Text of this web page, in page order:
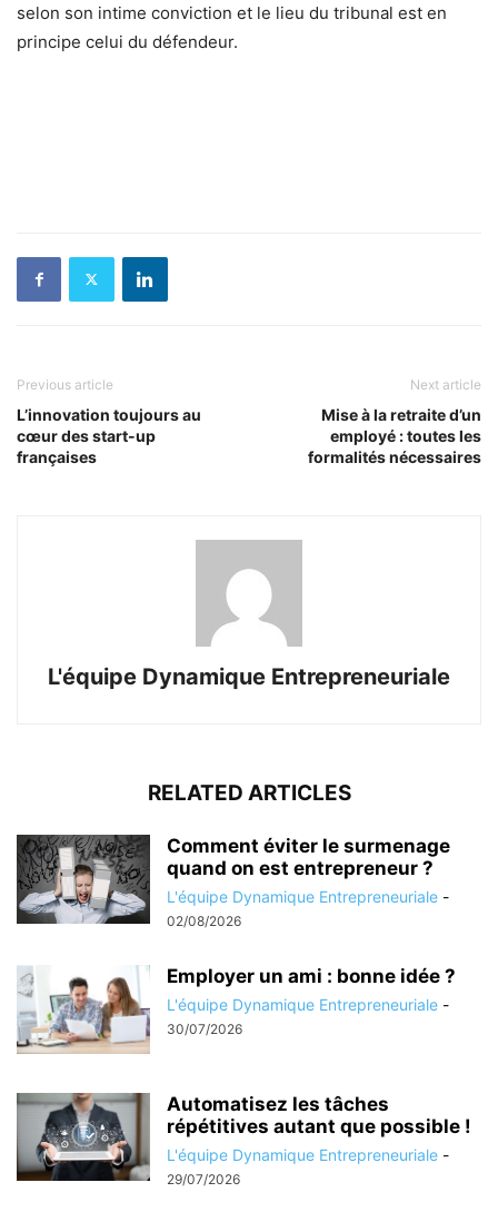
selon son intime conviction et le lieu du tribunal est en
principe celui du défendeur.
Previous article
L’innovation toujours au
cœur des start-up
françaises
Next article
Mise à la retraite d’un
employé : toutes les
formalités nécessaires
L'équipe Dynamique Entrepreneuriale
RELATED ARTICLES
Comment éviter le surmenage
quand on est entrepreneur ?
L'équipe Dynamique Entrepreneuriale -
02/08/2026
Employer un ami : bonne idée ?
L'équipe Dynamique Entrepreneuriale -
30/07/2026
Automatisez les tâches
répétitives autant que possible !
L'équipe Dynamique Entrepreneuriale -
29/07/2026